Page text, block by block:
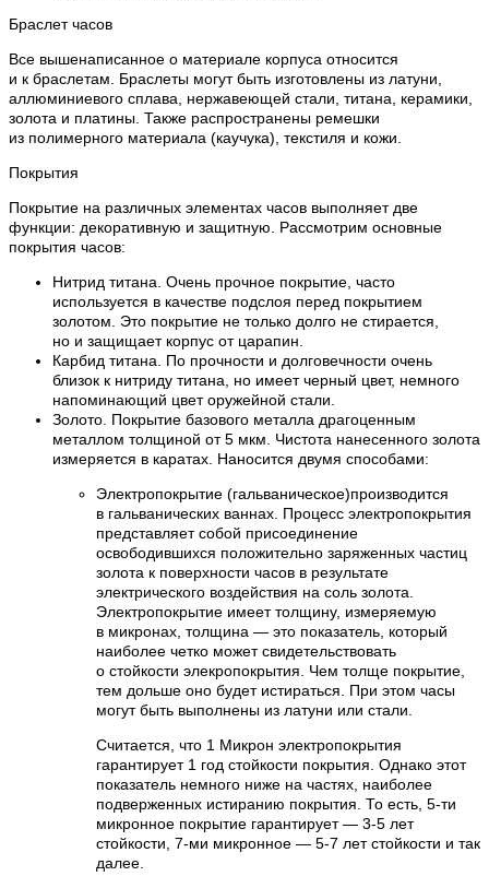
Браслет часов
Все вышенаписанное о материале корпуса относится
и к браслетам. Браслеты могут быть изготовлены из латуни,
аллюминиевого сплава, нержавеющей стали, титана, керамики,
золота и платины. Также распространены ремешки
из полимерного материала (каучука), текстиля и кожи.
Покрытия
Покрытие на различных элементах часов выполняет две
функции: декоративную и защитную. Рассмотрим основные
покрытия часов:
Нитрид титана. Очень прочное покрытие, часто
используется в качестве подслоя перед покрытием
золотом. Это покрытие не только долго не стирается,
но и защищает корпус от царапин.
Карбид титана. По прочности и долговечности очень
близок к нитриду титана, но имеет черный цвет, немного
напоминающий цвет оружейной стали.
Золото. Покрытие базового металла драгоценным
металлом толщиной от 5 мкм. Чистота нанесенного золота
измеряется в каратах. Наносится двумя способами:
Электропокрытие (гальваническое)производится
в гальванических ваннах. Процесс электропокрытия
представляет собой присоединение
освободившихся положительно заряженных частиц
золота к поверхности часов в результате
электрического воздействия на соль золота.
Электропокрытие имеет толщину, измеряемую
в микронах, толщина — это показатель, который
наиболее четко может свидетельствовать
о стойкости элекропокрытия. Чем толще покрытие,
тем дольше оно будет истираться. При этом часы
могут быть выполнены из латуни или стали.
Считается, что 1 Микрон электропокрытия
гарантирует 1 год стойкости покрытия. Однако этот
показатель немного ниже на частях, наиболее
подверженных истиранию покрытия. То есть, 5-ти
микронное покрытие гарантирует — 3-5 лет
стойкости, 7-ми микронное — 5-7 лет стойкости и так
далее.